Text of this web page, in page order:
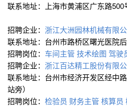
联系地址：上海市黄浦区广东路500
招聘企业： 浙江大洲园林机械有限
联系地址：台州市路桥区曙光医院
招聘岗位： 车间主管 技术绘图 驾驶
招聘企业： 浙江百达精工股份有限
联系地址：台州市经济开发区经中
站旁）
招聘岗位： 检验员 财务主管 核算员